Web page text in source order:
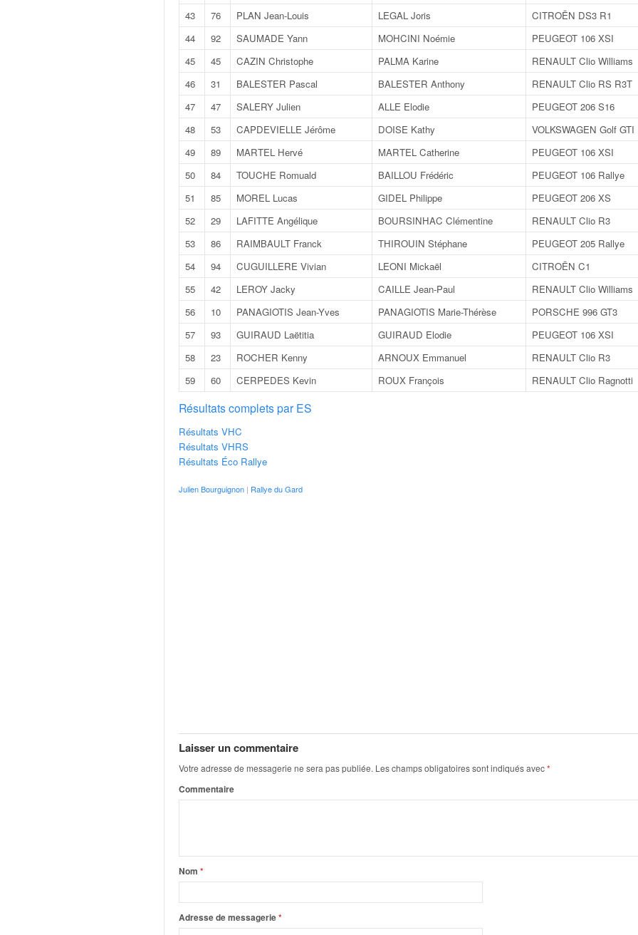
43
76 PLAN Jean-Louis LEGAL Joris
CITROËN DS3 R1
44
92 SAUMADE Yann MOHCINI Noémie
PEUGEOT 106 XSI
45
45 CAZIN Christophe PALMA Karine
RENAULT Clio Williams
46
31 BALESTER Pascal BALESTER Anthony
RENAULT Clio RS R3T
47
47 SALERY Julien ALLE Elodie
PEUGEOT 206 S16
48
53 CAPDEVIELLE Jérôme DOISE Kathy
VOLKSWAGEN Golf GTI
49
89 MARTEL Hervé MARTEL Catherine
PEUGEOT 106 XSI
50
84 TOUCHE Romuald BAILLOU Frédéric
PEUGEOT 106 Rallye
51
85 MOREL Lucas GIDEL Philippe
PEUGEOT 206 XS
52
29 LAFITTE Angélique BOURSINHAC Clémentine
RENAULT Clio R3
53
86 RAIMBAULT Franck THIROUIN Stéphane
PEUGEOT 205 Rallye
54
94 CUGUILLERE Vivian LEONI Mickaël
CITROËN C1
55
42 LEROY Jacky CAILLE Jean-Paul
RENAULT Clio Williams
56
10 PANAGIOTIS Jean-Yves PANAGIOTIS Marie-Thérèse
PORSCHE 996 GT3
57
93 GUIRAUD Laëtitia GUIRAUD Elodie
PEUGEOT 106 XSI
58
23 ROCHER Kenny ARNOUX Emmanuel
RENAULT Clio R3
59
60 CERPEDES Kevin ROUX François RENAULT Clio Ragnotti
Résultats complets par ES
Résultats VHC
Résultats VHRS
Résultats Éco Rallye
Julien Bourguignon | Rallye du Gard
Laisser un commentaire
Votre adresse de messagerie ne sera pas publiée. Les champs obligatoires sont indiqués avec*
Commentaire
Nom *
Adresse de messagerie*